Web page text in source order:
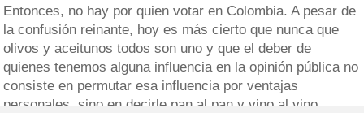
Entonces, no hay por quien votar en Colombia. A pesar de
la confusión reinante, hoy es más cierto que nunca que
olivos y aceitunos todos son uno y que el deber de
quienes tenemos alguna influencia en la opinión pública no
consiste en permutar esa influencia por ventajas
personales, sino en decirle pan al pan y vino al vino.